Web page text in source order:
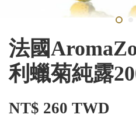
法國
利蠟菊純露
NT$ 260 TWD